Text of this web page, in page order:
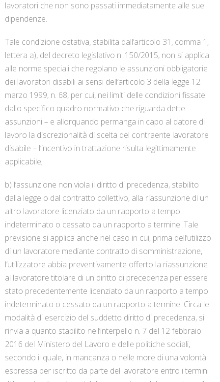
lavoratori che non sono passati immediatamente alle sue
dipendenze.
Tale condizione ostativa, stabilita dall’articolo 31, comma 1,
lettera a), del decreto legislativo n. 150/2015, non si applica
alle norme speciali che regolano le assunzioni obbligatorie
dei lavoratori disabili ai sensi dell’articolo 3 della legge 12
marzo 1999, n. 68, per cui, nei limiti delle condizioni fissate
dallo specifico quadro normativo che riguarda dette
assunzioni – e allorquando permanga in capo al datore di
lavoro la discrezionalità di scelta del contraente lavoratore
disabile – l’incentivo in trattazione risulta legittimamente
applicabile;
b) l’assunzione non viola il diritto di precedenza, stabilito
dalla legge o dal contratto collettivo, alla riassunzione di un
altro lavoratore licenziato da un rapporto a tempo
indeterminato o cessato da un rapporto a termine. Tale
previsione si applica anche nel caso in cui, prima dell’utilizzo
di un lavoratore mediante contratto di somministrazione,
l’utilizzatore abbia preventivamente offerto la riassunzione
al lavoratore titolare di un diritto di precedenza per essere
stato precedentemente licenziato da un rapporto a tempo
indeterminato o cessato da un rapporto a termine. Circa le
modalità di esercizio del suddetto diritto di precedenza, si
rinvia a quanto stabilito nell’interpello n. 7 del 12 febbraio
2016 del Ministero del Lavoro e delle politiche sociali,
secondo il quale, in mancanza o nelle more di una volontà
espressa per iscritto da parte del lavoratore entro i termini